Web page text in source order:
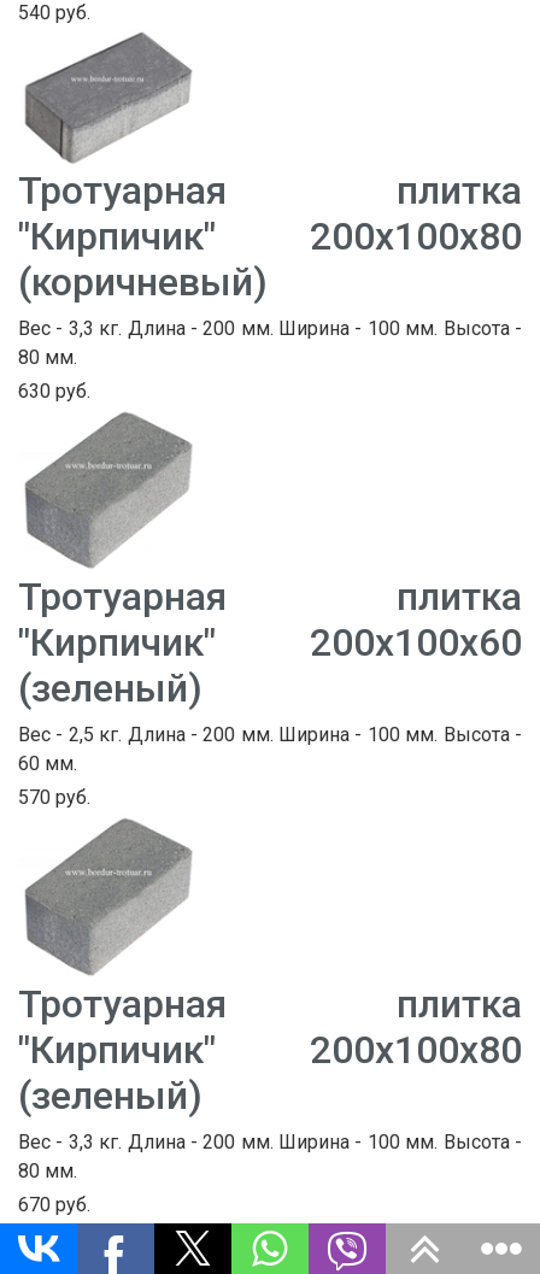
540 руб.
Тротуарная плитка
"Кирпичик" 200х100х80
(коричневый)
Вес - 3,3 кг. Длина - 200 мм. Ширина - 100 мм. Высота -
80 мм.
630 руб.
Тротуарная плитка
"Кирпичик" 200х100х60
(зеленый)
Вес - 2,5 кг. Длина - 200 мм. Ширина - 100 мм. Высота -
60 мм.
570 руб.
Тротуарная плитка
"Кирпичик" 200х100х80
(зеленый)
Вес - 3,3 кг. Длина - 200 мм. Ширина - 100 мм. Высота -
80 мм.
670 руб.